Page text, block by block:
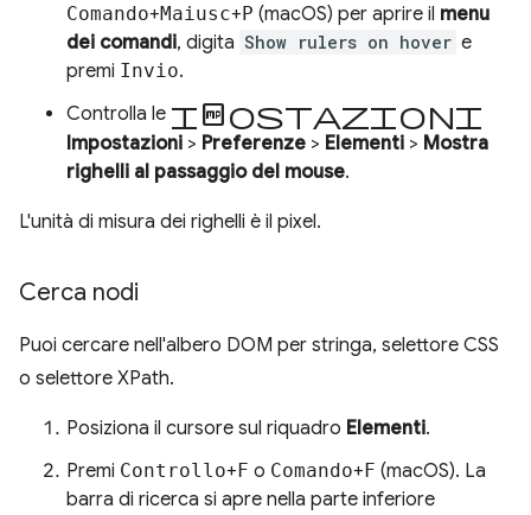
Comando+Maiusc+ P (macOS) per aprire il menu
dei comandi, digita Show rulers on hover e
premi Invio.
Controlla le impostazioni
Impostazioni > Preferenze > Elementi > Mostra
righelli al passaggio del mouse.
L'unità di misura dei righelli è il pixel.
Cerca nodi
Puoi cercare nell'albero DOM per stringa, selettore CSS
o selettore XPath.
Posiziona il cursore sul riquadro Elementi.
Premi Controllo+ F o Comando+ F (macOS). La
barra di ricerca si apre nella parte inferiore